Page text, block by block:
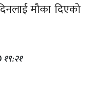
मौका दिएको
१९:२१